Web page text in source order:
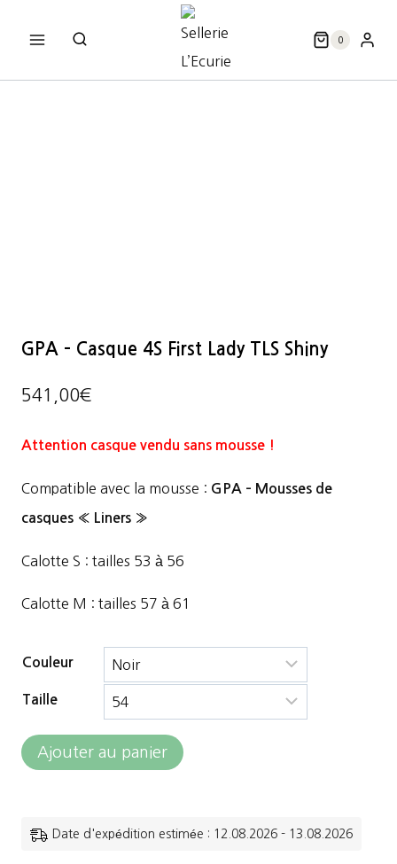
0
GPA – Casque 4S First Lady TLS Shiny
541,00€
Attention casque vendu sans mousse !
Compatible avec la mousse : GPA – Mousses de
casques « Liners »
Calotte S : tailles 53 à 56
Calotte M : tailles 57 à 61
Couleur
Taille
quantité
Ajouter au panier
Date d'expédition estimée : 12.08.2026 - 13.08.2026